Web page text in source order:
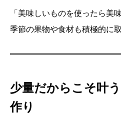
「美味しいものを使ったら美
季節の果物や食材も積極的に
少量だからこそ叶
作り